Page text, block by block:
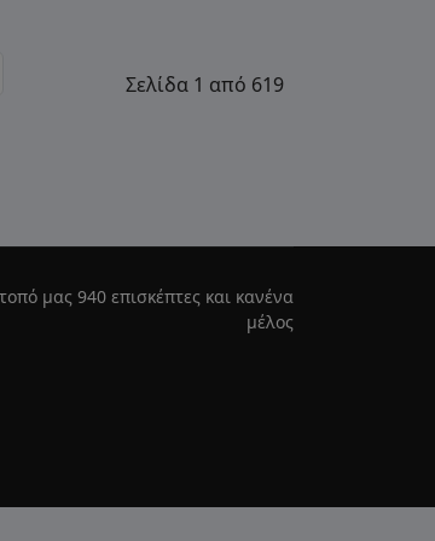
Σελίδα 1 από 619
μας 940 επισκέπτες και κανένα
μέλος